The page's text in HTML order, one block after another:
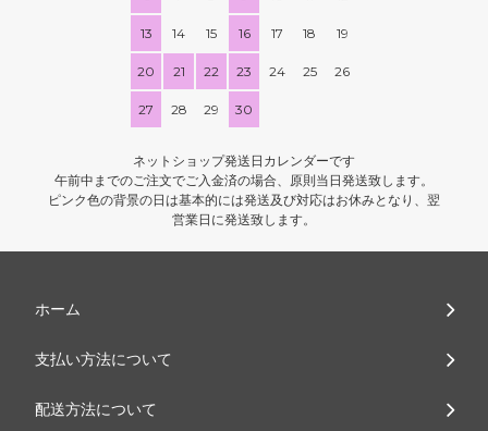
13 14 15 16 17 18 19
20 21 22 23 24 25 26
27 28 29 30
ネットショップ発送日カレンダーです
午前中までのご注文でご入金済の場合、原則当日発送致します。
ピンク色の背景の日は基本的には発送及び対応はお休みとなり、翌
営業日に発送致します。
ホーム
支払い方法について
配送方法について